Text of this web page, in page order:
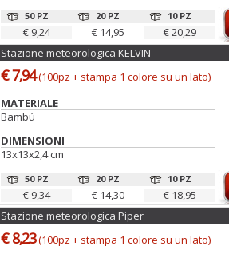
50 PZ
€ 9,24
20 PZ
€ 14,95
10 PZ
€ 20,29
Stazione meteorologica KELVIN
€ 7,94(100pz + stampa 1 colore su un lato)
MATERIALE
Bambú
DIMENSIONI
13x13x2,4 cm
50 PZ
€ 9,34
20 PZ
€ 14,30
10 PZ
€ 18,95
Stazione meteorologica Piper
€ 8,23(100pz + stampa 1 colore su un lato)